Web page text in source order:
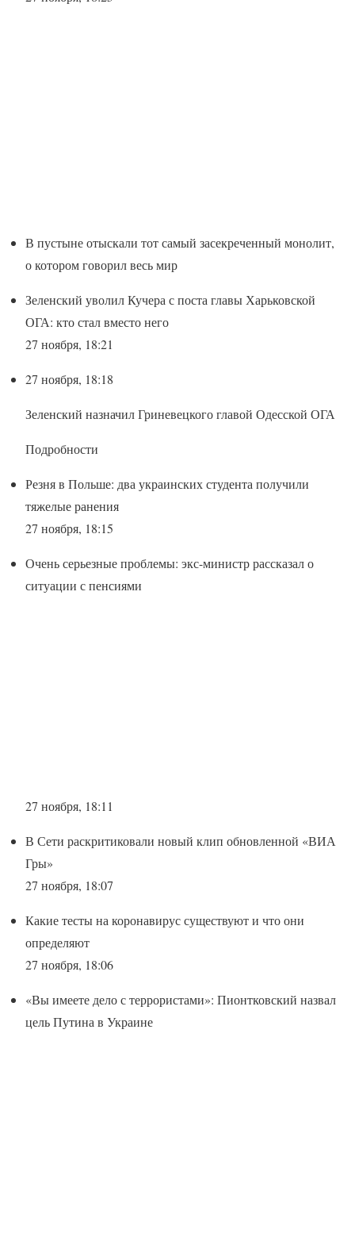
В пустыне отыскали тот самый засекреченный монолит,
о котором говорил весь мир
Зеленский уволил Кучера с поста главы Харьковской
ОГА: кто стал вместо него
27 ноября, 18:21
27 ноября, 18:18
Зеленский назначил Гриневецкого главой Одесской ОГА
Подробности
Резня в Польше: два украинских студента получили
тяжелые ранения
27 ноября, 18:15
Очень серьезные проблемы: экс-министр рассказал о
ситуации с пенсиями
27 ноября, 18:11
В Сети раскритиковали новый клип обновленной «ВИА
Гры»
27 ноября, 18:07
Какие тесты на коронавирус существуют и что они
определяют
27 ноября, 18:06
«Вы имеете дело с террористами»: Пионтковский назвал
цель Путина в Украине